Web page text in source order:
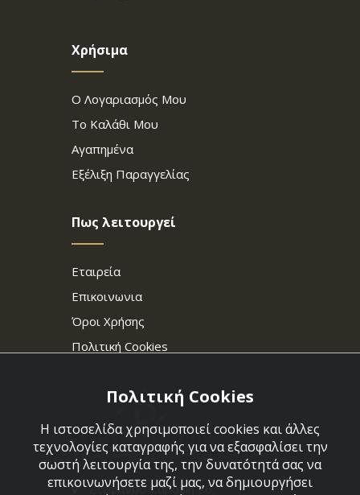
Χρήσιμα
Ο Λογαριασμός Μου
Το Καλάθι Μου
Αγαπημένα
Εξέλιξη Παραγγελίας
Πως λειτουργεί
Εταιρεία
Επικοινωνια
Όροι Χρήσης
Πολιτική Cookies
Στεφάνου Σαράφη 36,
Πολιτική Cookies
Η ιστοσελίδα χρησιμοποιεί cookies και άλλες
τεχνολογίες καταγραφής για να εξασφαλίσει την
σωστή λειτουργία της, την δυνατότητά σας να
επικοινωνήσετε μαζί μας, να δημιουργήσει